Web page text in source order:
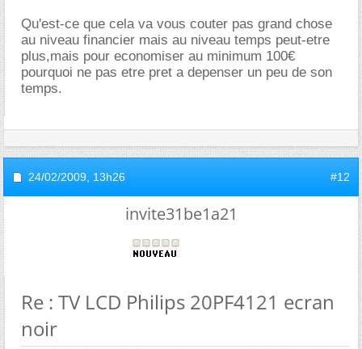
Qu'est-ce que cela va vous couter pas grand chose
au niveau financier mais au niveau temps peut-etre
plus,mais pour economiser au minimum 100
pourquoi ne pas etre pret a depenser un peu de son
temps.
24/02/2009, 13h26 #12
invite31be1a21
Re : TV LCD Philips 20PF4121 ecran
noir